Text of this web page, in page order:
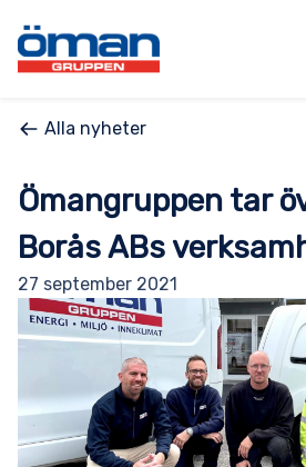
Alla nyheter
Ömangruppen tar
Borås ABs
27 september 2021